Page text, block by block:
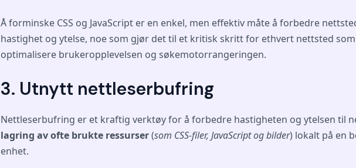
Å forminske CSS og JavaScript er en enkel, men effektiv måte å forbedre
hastighet og ytelse, noe som gjør det til et kritisk skritt for ethvert nettsted
optimalisere brukeropplevelsen og søkemotorrangeringen.
3. Utnytt nettleserbufring
Nettleserbufring er et kraftig verktøy for å forbedre hastigheten og ytelsen til
lagring av ofte brukte ressurser(som CSS-filer, JavaScript og bilder) lokalt på en
enhet.